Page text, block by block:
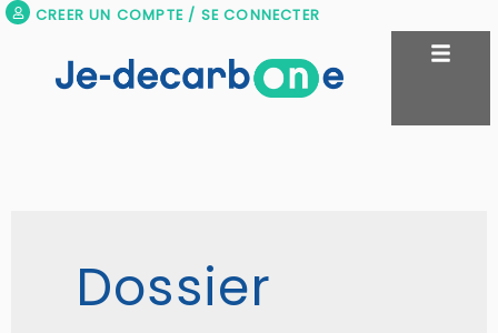
Aller
contenu
CREER UN COMPTE / SE CONNECTER
Dossier